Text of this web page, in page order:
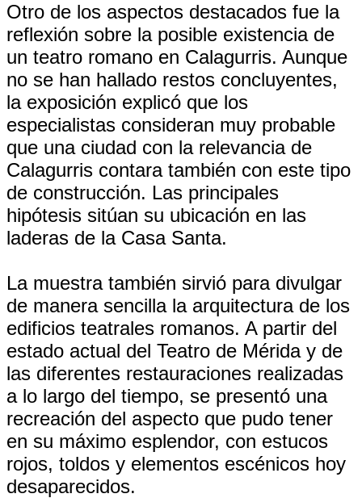
Otro de los aspectos destacados fue la
reflexión sobre la posible existencia de
un teatro romano en Calagurris. Aunque
no se han hallado restos concluyentes,
la exposición explicó que los
especialistas consideran muy probable
que una ciudad con la relevancia de
Calagurris contara también con este tipo
de construcción. Las principales
hipótesis sitúan su ubicación en las
laderas de la Casa Santa.
La muestra también sirvió para divulgar
de manera sencilla la arquitectura de los
edificios teatrales romanos. A partir del
estado actual del Teatro de Mérida y de
las diferentes restauraciones realizadas
a lo largo del tiempo, se presentó una
recreación del aspecto que pudo tener
en su máximo esplendor, con estucos
rojos, toldos y elementos escénicos hoy
desaparecidos.